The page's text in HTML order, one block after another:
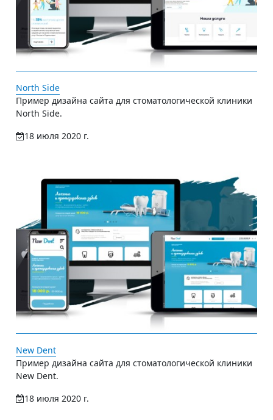
North Side
Пример дизайна сайта для стоматологической клиники
North Side.
18 июля 2020 г.
New Dent
Пример дизайна сайта для стоматологической клиники
New Dent.
18 июля 2020 г.